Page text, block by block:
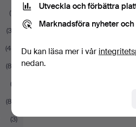
(11)
(33)
(40)
(82)
(2)
(83)
(3)
Bevaka sökning
Utveckla och förbättra
Marknadsföra nyheter
Du kan läsa mer i vår
nedan.